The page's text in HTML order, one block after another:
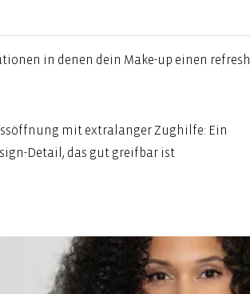
in denen dein Make-up einen refresh
mit extralanger Zughilfe: Ein
Detail, das gut greifbar ist